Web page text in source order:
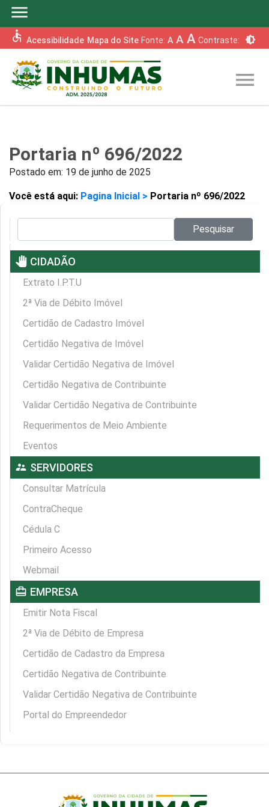
menu
accessible Acessibilidade Mapa do Site Fonte: A A A Contraste: brightness_6
menu
Portaria nº 696/2022
Postado em: 19 de junho de 2025
Você está aqui: Pagina Inicial > Portaria nº 696/2022
Pesquisar
pan_tool CIDADÃO
Extrato I.P.T.U
2ª Via de Débito Imóvel
Certidão de Cadastro Imóvel
Certidão Negativa de Imóvel
Validar Certidão Negativa de Imóvel
Certidão Negativa de Contribuinte
Validar Certidão Negativa de Contribuinte
Requerimentos de Meio Ambiente
Eventos
supervisor_account SERVIDORES
Consultar Matrícula
ContraCheque
Cédula C
Primeiro Acesso
Webmail
card_travel EMPRESA
Emitir Nota Fiscal
2ª Via de Débito de Empresa
Certidão de Cadastro da Empresa
Certidão Negativa de Contribuinte
Validar Certidão Negativa de Contribuinte
Portal do Empreendedor